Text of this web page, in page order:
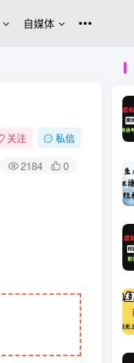
自媒体
关注 私信
2184 0